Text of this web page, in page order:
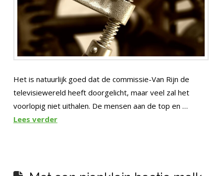
Het is natuurlijk goed dat de commissie-Van Rijn de
televisiewereld heeft doorgelicht, maar veel zal het
voorlopig niet uithalen. De mensen aan de top en …
Lees verder